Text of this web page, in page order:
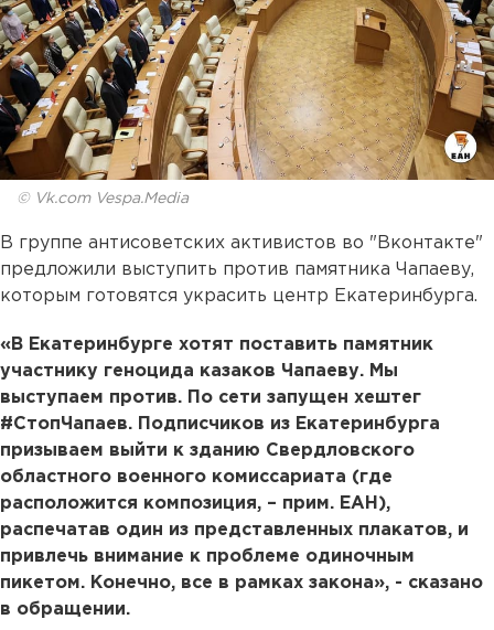
© Vk.com Vespa.Media
В группе антисоветских активистов во "Вконтакте"
предложили выступить против памятника Чапаеву,
которым готовятся украсить центр Екатеринбурга.
«В Екатеринбурге хотят поставить памятник
участнику геноцида казаков Чапаеву. Мы
выступаем против. По сети запущен хештег
#СтопЧапаев. Подписчиков из Екатеринбурга
призываем выйти к зданию Свердловского
областного военного комиссариата (где
расположится композиция, – прим. ЕАН),
распечатав один из представленных плакатов, и
привлечь внимание к проблеме одиночным
пикетом. Конечно, все в рамках закона», - сказано
в обращении.